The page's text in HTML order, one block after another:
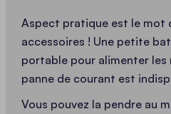
Aspect pratique est le mot
accessoires ! Une petite
portable pour alimenter les
panne de courant est
Vous pouvez la pendre au